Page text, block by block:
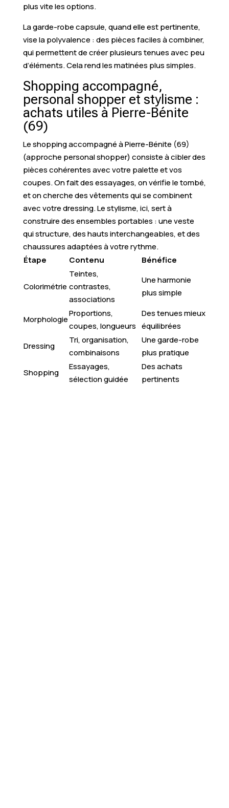
plus vite les options.
La garde-robe capsule, quand elle est pertinente,
vise la polyvalence : des pièces faciles à combiner,
qui permettent de créer plusieurs tenues avec peu
d’éléments. Cela rend les matinées plus simples.
Shopping accompagné,
personal shopper et stylisme :
achats utiles à Pierre-Bénite
(69)
Le shopping accompagné à Pierre-Bénite (69)
(approche personal shopper) consiste à cibler des
pièces cohérentes avec votre palette et vos
coupes. On fait des essayages, on vérifie le tombé,
et on cherche des vêtements qui se combinent
avec votre dressing. Le stylisme, ici, sert à
construire des ensembles portables : une veste
qui structure, des hauts interchangeables, et des
chaussures adaptées à votre rythme.
Étape
Contenu Bénéfice
Colorimétrie
Teintes,
contrastes,
associations
Une harmonie
plus simple
Morphologie
Proportions,
coupes, longueurs
Des tenues mieux
équilibrées
Dressing
Tri, organisation,
combinaisons
Une garde-robe
plus pratique
Shopping
Essayages,
sélection guidée
Des achats
pertinents